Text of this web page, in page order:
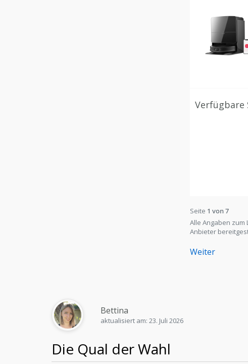
Verfügbare
Seite 1 von 7
Alle Angaben
Anbieter
Weiter
Bettina
aktualisiert am: 23. Juli 2026
Die Qual der Wahl